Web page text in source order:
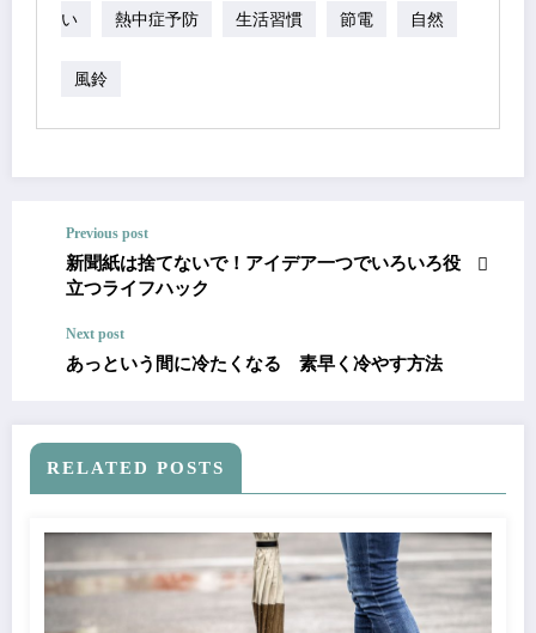
い 熱中症予防 生活習慣 節電 自然
風鈴
Previous post
新聞紙は捨てないで！アイデア一つでいろいろ役
立つライフハック
Next post
あっという間に冷たくなる 素早く冷やす方法
RELATED POSTS